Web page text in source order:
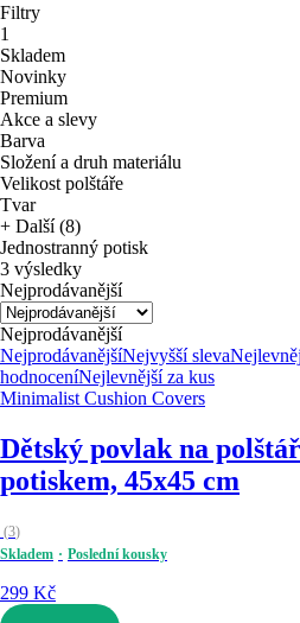
Filtry
1
Skladem
Novinky
Premium
Akce a slevy
Barva
Složení a druh materiálu
Velikost polštáře
Tvar
+ Další (8)
Jednostranný potisk
3 výsledky
Nejprodávanější
Nejprodávanější
NejprodávanějšíNejvyšší sleva
hodnoceníNejlevnější za kus
Minimalist Cushion Covers
Dětský povlak na
potiskem, 45x45 cm
(3)
Skladem
Poslední kousky
299 Kč